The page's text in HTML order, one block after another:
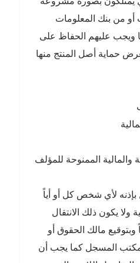
من بنك المعلومات
ويجب عليهم الحفاظ على
حماية أصل المنتج منها
والمالية الممنوحة للمؤلف
بإذنه لأي شخص كل أو أياً
ولا يكون ذلك الانتقال
مالك الحقوق أو
المسجل كما يجب أن